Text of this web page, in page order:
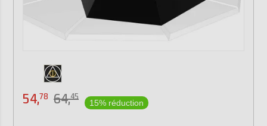
54,78 64,45
15% réduction